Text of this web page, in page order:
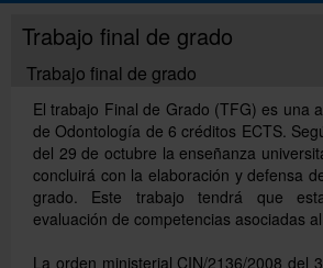
Movilidad
Directorio
Català
Trabajo final de grado
Trabajo final de grado
El trabajo Final de Grado (TFG) es una
de Odontología de 6 créditos ECTS.
del 29 de octubre la enseñanza
concluirá con la elaboración y defensa
grado. Este trabajo tendrá que
evaluación de competencias asociadas al
La orden ministerial CIN/2136/2008 del